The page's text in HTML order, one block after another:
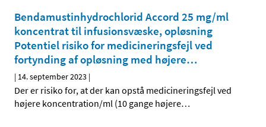
Bendamustinhydrochlorid Accord 25 mg/ml
koncentrat til infusionsvæske, opløsning
Potentiel risiko for medicineringsfejl ved
fortynding af opløsning med højere…
| 14. september 2023 |
Der er risiko for, at der kan opstå medicineringsfejl ved
højere koncentration/ml (10 gange højere…